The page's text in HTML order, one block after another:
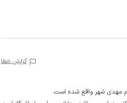
گزارش خطا